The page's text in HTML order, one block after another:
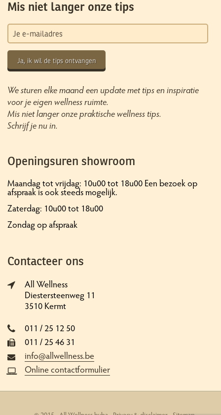
Mis niet langer onze tips
Ja, ik wil de tips ontvangen
We sturen elke maand een update met tips en inspiratie
voor je eigen wellness ruimte.
Mis niet langer onze praktische wellness tips.
Schrijf je nu in.
Openingsuren showroom
Maandag tot vrijdag: 10u00 tot 18u00 Een bezoek op
afspraak is ook steeds mogelijk.
Zaterdag: 10u00 tot 18u00
Zondag op afspraak
Contacteer ons
All Wellness
Diestersteenweg 11
3510 Kermt
011 / 25 12 50
011 / 25 46 31
info@allwellness.be
Online contactformulier